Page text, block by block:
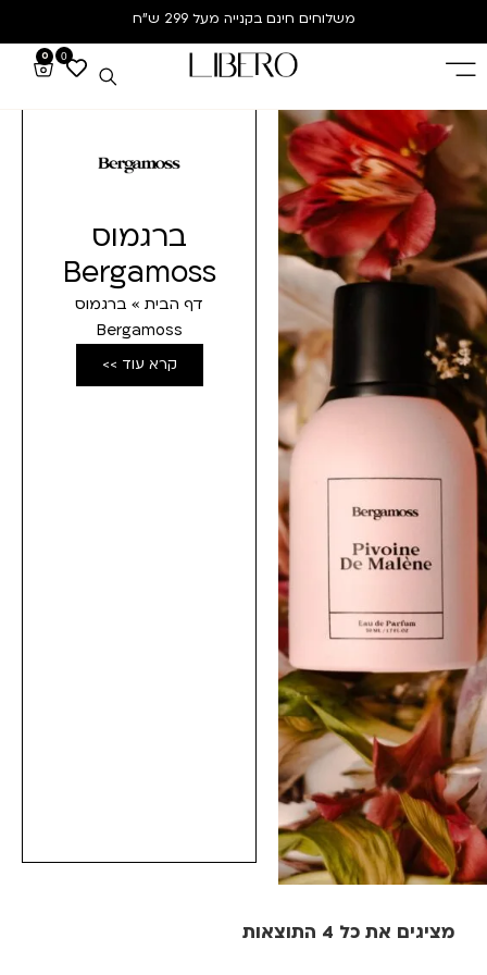
משלוחים חינם בקנייה מעל 299 ש”ח
0
ברגמוס
Bergamoss
דף הבית»ברגמוס
Bergamoss
קרא עוד >>
מחיר
מציגים את כל ⁦4⁩ התוצאות